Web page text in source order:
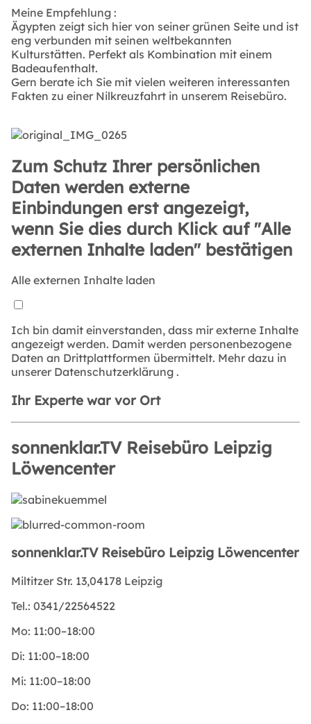
Meine Empfehlung :
Ägypten zeigt sich hier von seiner grünen Seite und ist
eng verbunden mit seinen weltbekannten
Kulturstätten. Perfekt als Kombination mit einem
Badeaufenthalt.
Gern berate ich Sie mit vielen weiteren interessanten
Fakten zu einer Nilkreuzfahrt in unserem Reisebüro.
Zum Schutz Ihrer persönlichen
Daten werden externe
Einbindungen erst angezeigt,
wenn Sie dies durch Klick auf "Alle
externen Inhalte laden" bestätigen
Alle externen Inhalte laden
Ich bin damit einverstanden, dass mir externe Inhalte
angezeigt werden. Damit werden personenbezogene
Daten an Drittplattformen übermittelt. Mehr dazu in
unserer Datenschutzerklärung .
Ihr Experte war vor Ort
sonnenklar.TV Reisebüro Leipzig
Löwencenter
sonnenklar.TV Reisebüro Leipzig Löwencenter
Miltitzer Str. 13,04178 Leipzig
Tel.: 0341/22564522
Mo: 11:00–18:00
Di: 11:00–18:00
Mi: 11:00–18:00
Do: 11:00–18:00